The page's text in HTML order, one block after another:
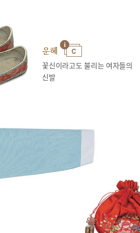
운혜
꽃신이라고도 불리는 여자들의
신발